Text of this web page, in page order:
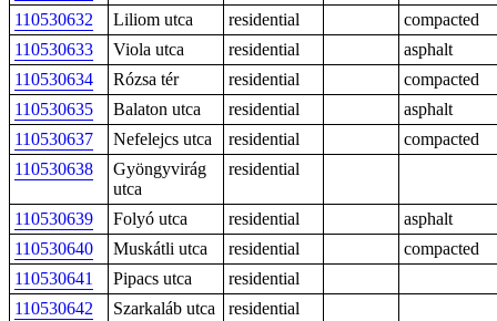
110530632
Liliom utca residential
compacted
110530633
Viola utca residential
asphalt
110530634
Rózsa tér residential
compacted
110530635
Balaton utca residential
asphalt
110530637
Nefelejcs utca residential
compacted
110530638
Gyöngyvirág
utca
residential
110530639 Folyó utca residential
asphalt
110530640
Muskátli utca residential
compacted
110530641
Pipacs utca
residential
110530642
Szarkaláb utca
residential